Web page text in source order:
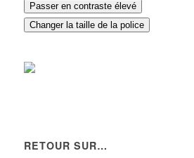
Passer en contraste élevé
Changer la taille de la police
RETOUR SUR…